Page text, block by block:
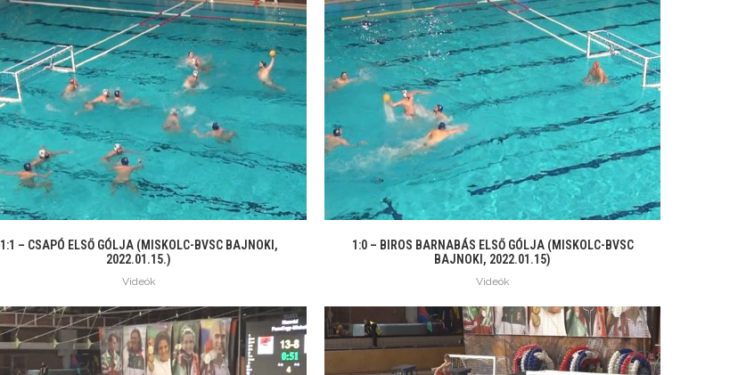
1:1 – CSAPÓ ELSŐ GÓLJA (MISKOLC-BVSC BAJNOKI,
2022.01.15.)
Videók
1:0 – BIROS BARNABÁS ELSŐ GÓLJA (MISKOLC-BVSC
BAJNOKI, 2022.01.15)
Videók